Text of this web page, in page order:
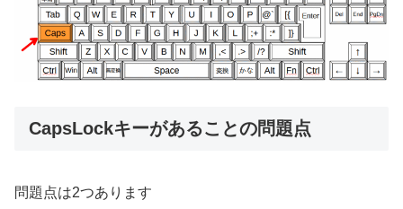
CapsLockキーがあることの問題点
問題点は2つあります